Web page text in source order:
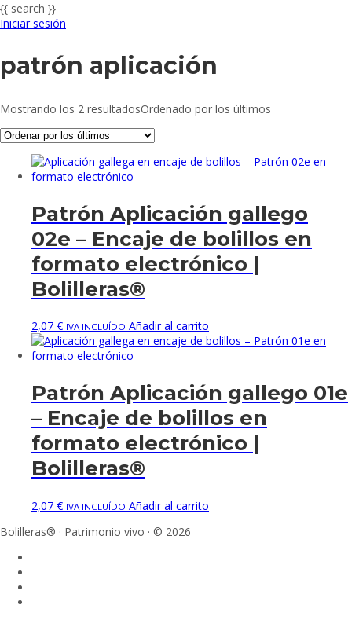
{{ search }}
Iniciar sesión
patrón aplicación
Mostrando los 2 resultadosOrdenado por los últimos
Patrón Aplicación gallego
02e – Encaje de bolillos en
formato electrónico |
Bolilleras®
2,07 € IVA INCLUÍDO Añadir al carrito
Patrón Aplicación gallego 01e
– Encaje de bolillos en
formato electrónico |
Bolilleras®
2,07 € IVA INCLUÍDO Añadir al carrito
Bolilleras® · Patrimonio vivo · © 2026